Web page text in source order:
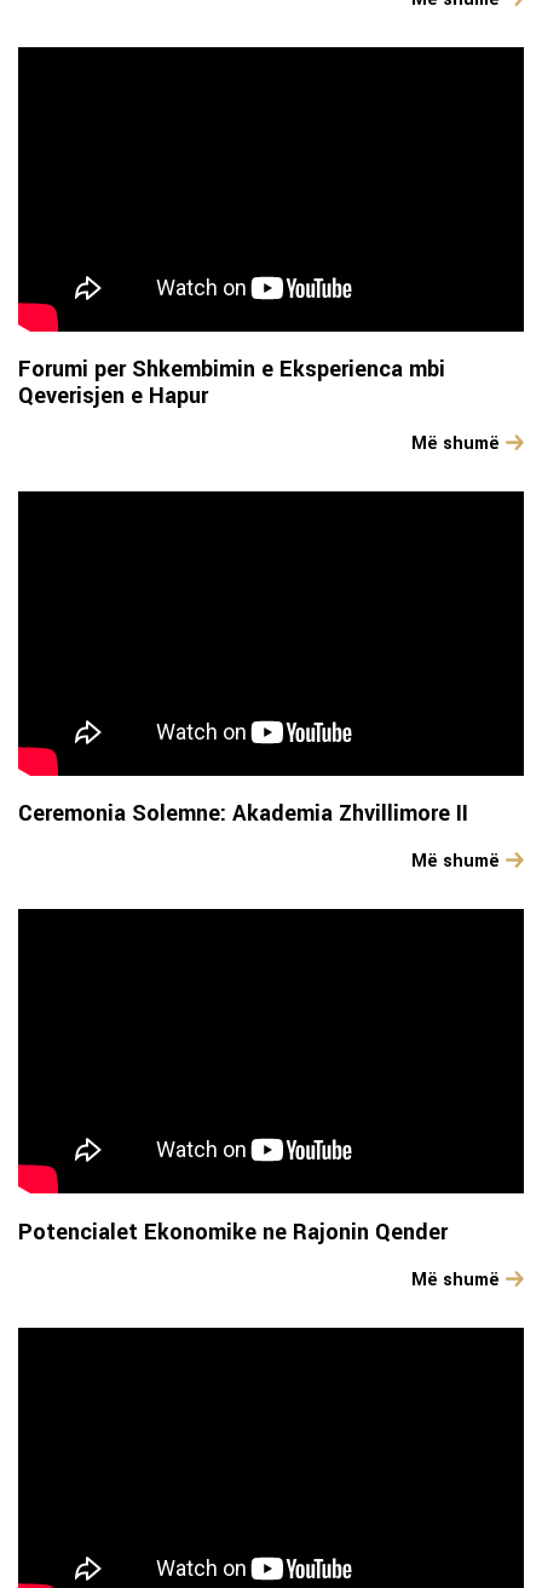
Forumi per Shkembimin e Eksperienca mbi
Qeverisjen e Hapur
Më shumë
Ceremonia Solemne: Akademia Zhvillimore II
Më shumë
Potencialet Ekonomike ne Rajonin Qender
Më shumë